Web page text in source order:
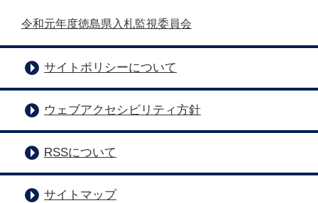
令和元年度徳島県入札監視委員会
サイトポリシーについて
ウェブアクセシビリティ方針
RSSについて
サイトマップ